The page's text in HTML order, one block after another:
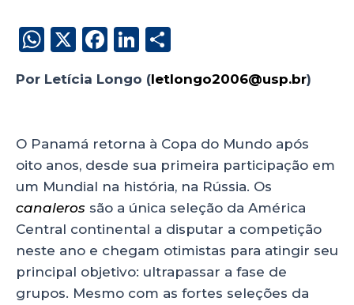
W
a
A
p
p
X
F
c
b
o
o
k
Li
k
dI
n
a
Por Letícia Longo (letlongo2006@usp.br)
O Panamá retorna à Copa do Mundo após
oito anos, desde sua primeira participação em
um Mundial na história, na Rússia. Os
canaleros são a única seleção da América
Central continental a disputar a competição
neste ano e chegam otimistas para atingir seu
principal objetivo: ultrapassar a fase de
grupos. Mesmo com as fortes seleções da